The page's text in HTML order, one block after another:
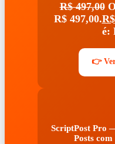
R$497,00
R$ 497,00.R$
é:
👉
ScriptPost Pro
Posts